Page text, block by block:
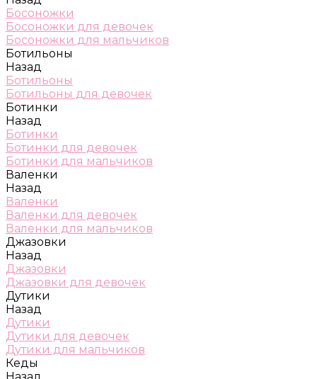
Босоножки
Босоножки для девочек
Босоножки для мальчиков
Ботильоны
Назад
Ботильоны
Ботильоны для девочек
Ботинки
Назад
Ботинки
Ботинки для девочек
Ботинки для мальчиков
Валенки
Назад
Валенки
Валенки для девочек
Валенки для мальчиков
Джазовки
Назад
Джазовки
Джазовки для девочек
Дутики
Назад
Дутики
Дутики для девочек
Дутики для мальчиков
Кеды